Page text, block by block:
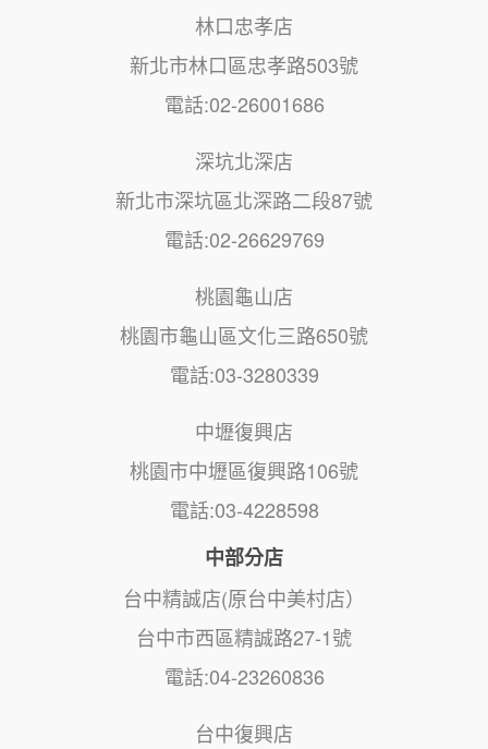
林口忠孝店
新北市林口區忠孝路503號
電話:02-26001686
深坑北深店
新北市深坑區北深路二段87號
電話:02-26629769
桃園龜山店
桃園市龜山區文化三路650號
電話:03-3280339
中壢復興店
桃園市中壢區復興路106號
電話:03-4228598
中部分店
台中精誠店(原台中美村店）
台中市西區精誠路27-1號
電話:04-23260836
台中復興店